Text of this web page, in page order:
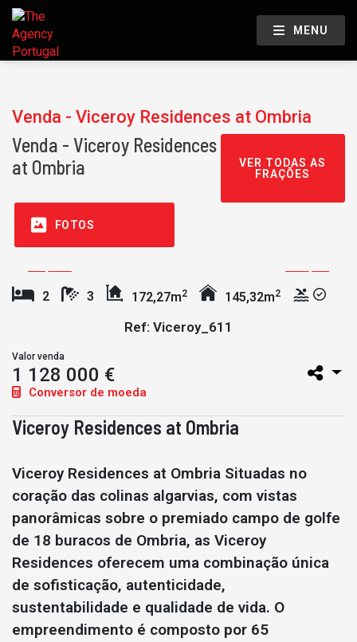
MENU
Venda - Viceroy Residences at Ombria
Venda - Viceroy Residences
at Ombria
VER TODAS AS
FRAÇÕES
FOTOS
2 3 172,27m2 145,32m2
Ref: Viceroy_611
Valor venda
1 128 000 €
Conversor de moeda
Viceroy Residences at Ombria
Viceroy Residences at Ombria Situadas no
coração das colinas algarvias, com vistas
panorâmicas sobre o premiado campo de golfe
de 18 buracos de Ombria, as Viceroy
Residences oferecem uma combinação única
de sofisticação, autenticidade,
sustentabilidade e qualidade de vida. O
empreendimento é composto por 65